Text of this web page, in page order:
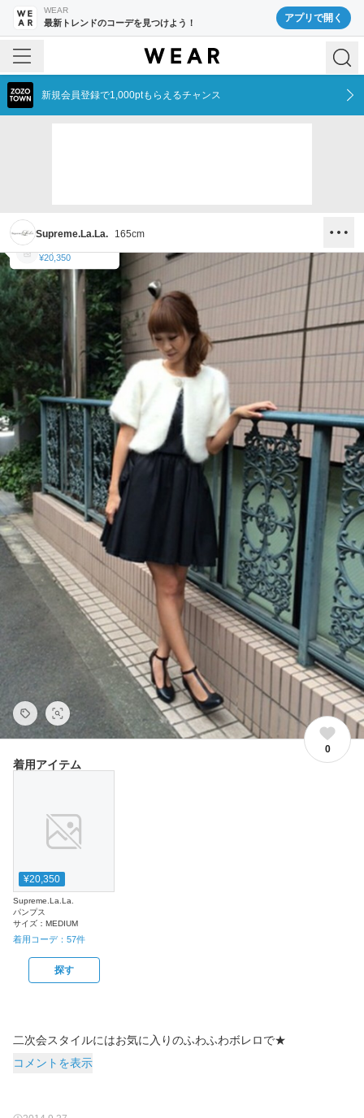
WEAR
最新トレンドのコーデを見つけよう！ アプリで開く
新規会員登録で1,000ptもらえるチャンス
Supreme.La.La. 165cm
¥20,350
0
着用アイテム
¥20,350
Supreme.La.La.
パンプス
サイズ： MEDIUM
着用コーデ： 57件
探す
二次会スタイルにはお気に入りのふわふわボレロで★
コメントを表示